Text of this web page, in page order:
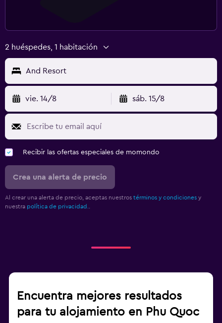
2 huéspedes, 1 habitación
And Resort
vie. 14/8 sáb. 15/8
Recibir las ofertas especiales de momondo
Crea una alerta de precio
Al crear una alerta de precio, aceptas nuestros términos y condiciones y
nuestra política de privacidad.
Encuentra mejores resultados
para tu alojamiento en Phu Quoc